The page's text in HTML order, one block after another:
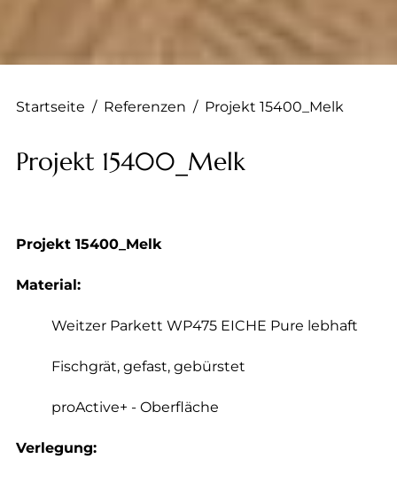
Startseite / Referenzen / Projekt 15400_Melk
Projekt 15400_Melk
Projekt 15400_Melk
Material:
Weitzer Parkett WP475 EICHE Pure lebhaft
Fischgrät, gefast, gebürstet
proActive+ - Oberfläche
Verlegung: